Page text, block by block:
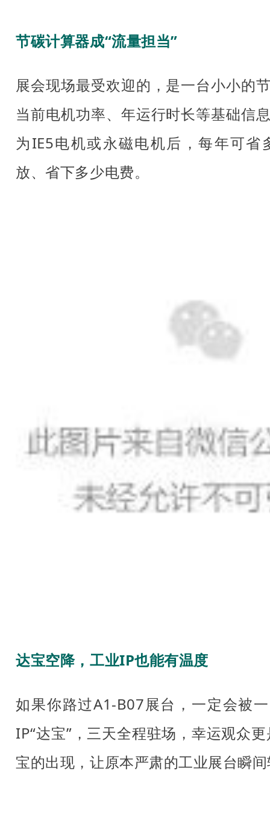
节碳计算器成“流量担当”
展会现场最受欢迎的，是一台小小的
当前电机功率、年运行时长等基础信
为IE5电机或永磁电机后，每年可省
放、省下多少电费。
达宝空降，工业IP也能有温度
如果你路过A1-B07展台，一定会被
IP“达宝”，三天全程驻场，幸运观众
宝的出现，让原本严肃的工业展台瞬